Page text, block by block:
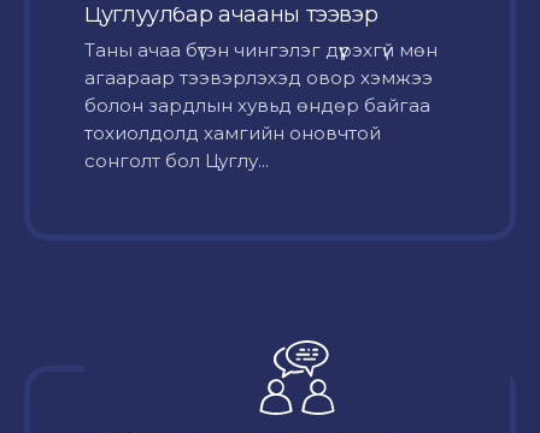
Цуглуулбар ачааны тээвэр
Таны ачаа бүтэн чингэлэг дүүрэхгүй мөн
агаараар тээвэрлэхэд овор хэмжээ
болон зардлын хувьд өндөр байгаа
тохиолдолд хамгийн оновчтой
сонголт бол Цуглу...